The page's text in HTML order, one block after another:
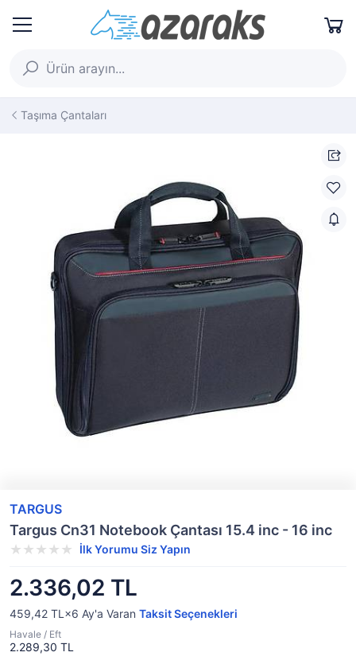
Taşıma Çantaları
TARGUS
Targus Cn31 Notebook Çantası 15.4 inc - 16 inc
İlk Yorumu Siz Yapın
2.336,02 TL
459,42 TL×6 Ay'a Varan Taksit Seçenekleri
Havale / Eft
2.289,30 TL